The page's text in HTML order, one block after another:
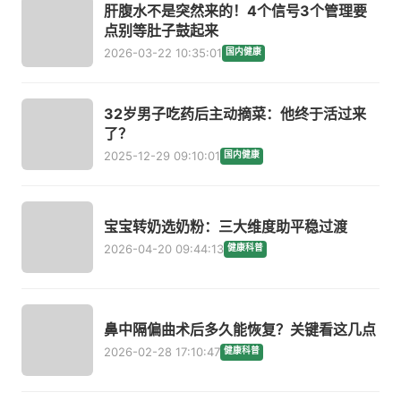
肝腹水不是突然来的！4个信号3个管理要
点别等肚子鼓起来
2026-03-22 10:35:01 国内健康
32岁男子吃药后主动摘菜：他终于活过来
了？
2025-12-29 09:10:01 国内健康
宝宝转奶选奶粉：三大维度助平稳过渡
2026-04-20 09:44:13 健康科普
鼻中隔偏曲术后多久能恢复？关键看这几点
2026-02-28 17:10:47 健康科普